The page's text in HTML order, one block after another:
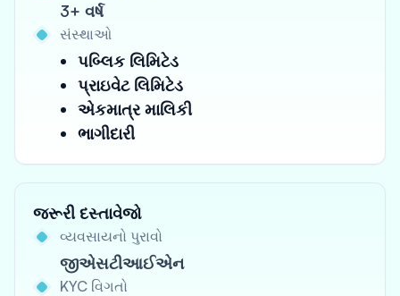
3+ વર્ષ
સંસ્થાઓ
પબ્લિક લિમિટેડ
પ્રાઇવેટ લિમિટેડ
એકમાત્ર માલિકી
ભાગીદારી
જરૂરી દસ્તાવેજો
વ્યવસાયનો પુરાવો
જીએસટીઆઈએન
KYC વિગતો